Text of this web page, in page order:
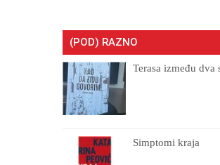
(POD) RAZNO
Terasa između dva
Simptomi kraja